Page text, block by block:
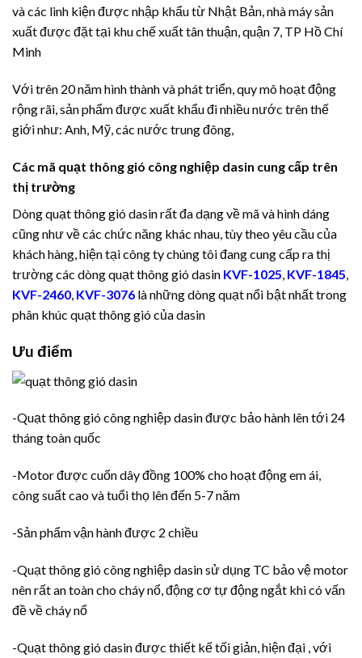
và các linh kiện được nhập khẩu từ Nhật Bản, nhà máy sản
xuất được đặt tại khu chế xuất tân thuận, quận 7, TP Hồ Chí
Minh
Với trên 20 năm hình thành và phát triển, quy mô hoạt động
rộng rãi, sản phẩm được xuất khẩu đi nhiều nước trên thế
giới như: Anh, Mỹ, các nước trung đông,
Các mã quạt thông gió công nghiệp dasin cung cấp trên
thị trường
Dòng quạt thông gió dasin rất đa dạng về mã và hình dáng
cũng như về các chức năng khác nhau, tùy theo yêu cầu của
khách hàng, hiện tại công ty chúng tôi đang cung cấp ra thị
trường các dòng quạt thông gió dasin KVF-1025, KVF-1845,
KVF-2460, KVF-3076 là những dòng quạt nổi bật nhất trong
phân khúc quạt thông gió của dasin
Ưu điểm
-Quạt thông gió công nghiệp dasin được bảo hành lên tới 24
tháng toàn quốc
-Motor được cuốn dây đồng 100% cho hoạt động em ái,
công suất cao và tuổi thọ lên đến 5-7 năm
-Sản phẩm vận hành được 2 chiều
-Quạt thông gió công nghiệp dasin sử dụng TC bảo vệ motor
nên rất an toàn cho cháy nổ, động cơ tự động ngắt khi có vấn
đề về cháy nổ
-Quạt thông gió dasin được thiết kế tối giản, hiện đại , với